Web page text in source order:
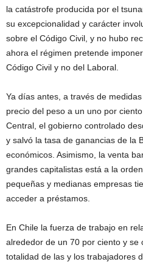
la catástrofe producida por el
su excepcionalidad y carácter
sobre el Código Civil, y no hubo
ahora el régimen pretende
Código Civil y no del Laboral.
Ya días antes, a través de
precio del peso a un uno por
Central, el gobierno controlado
y salvó la tasa de ganancias de la
económicos. Asimismo, la venta
grandes capitalistas está a la
pequeñas y medianas empresas
acceder a préstamos.
En Chile la fuerza de trabajo en
alrededor de un 70 por ciento y se
totalidad de las y los trabajadores